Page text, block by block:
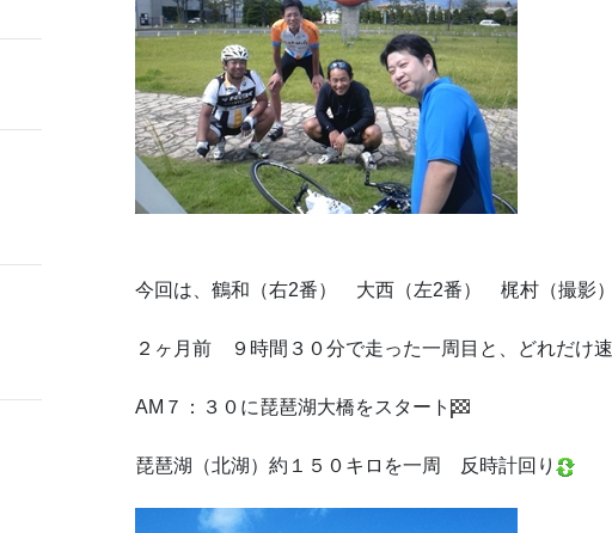
今回は、鶴和（右2番） 大西（左2番） 梶村（撮影
２ヶ月前 ９時間３０分で走った一周目と、どれだけ
AM７：３０に琵琶湖大橋をスタート
琵琶湖（北湖）約１５０キロを一周 反時計回り